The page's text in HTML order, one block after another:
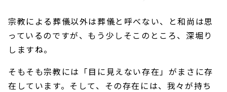
宗教による葬儀以外は葬儀と呼べない、と和尚は思
っているのですが、もう少しそこのところ、深堀り
しますね。
そもそも宗教には「目に見えない存在」がまさに存
在しています。そして、その存在には、我々が持ち